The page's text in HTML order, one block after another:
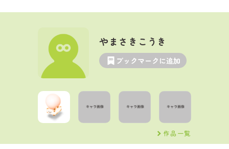
やまさきこうき
ブックマークに追加
作品一覧